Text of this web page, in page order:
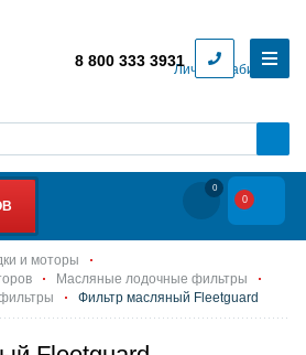
Личный кабинет
8 800 333 3931
0
0
и моторы
Масляные лодочные фильтры
Фильтр масляный Fleetguard